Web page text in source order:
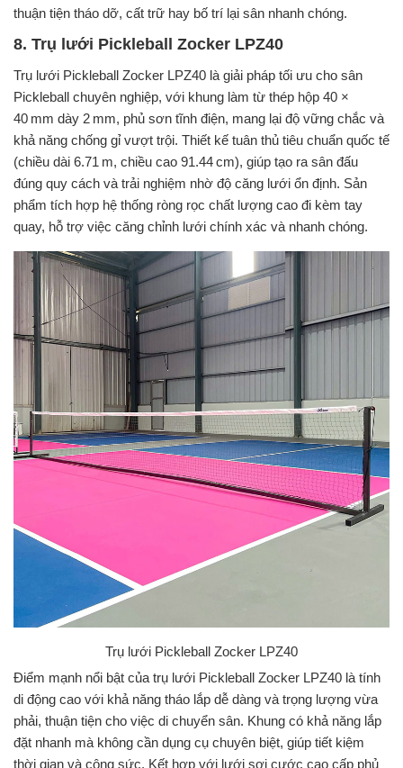
thuận tiện tháo dỡ, cất trữ hay bố trí lại sân nhanh chóng.
8. Trụ lưới Pickleball Zocker LPZ40
Trụ lưới Pickleball Zocker LPZ40 là giải pháp tối ưu cho sân
Pickleball chuyên nghiệp, với khung làm từ thép hộp 40 ×
40 mm dày 2 mm, phủ sơn tĩnh điện, mang lại độ vững chắc và
khả năng chống gỉ vượt trội. Thiết kế tuân thủ tiêu chuẩn quốc tế
(chiều dài 6.71 m, chiều cao 91.44 cm), giúp tạo ra sân đấu
đúng quy cách và trải nghiệm nhờ độ căng lưới ổn định. Sản
phẩm tích hợp hệ thống ròng rọc chất lượng cao đi kèm tay
quay, hỗ trợ việc căng chỉnh lưới chính xác và nhanh chóng.
Trụ lưới Pickleball Zocker LPZ40
Điểm mạnh nổi bật của trụ lưới Pickleball Zocker LPZ40 là tính
di động cao với khả năng tháo lắp dễ dàng và trọng lượng vừa
phải, thuận tiện cho việc di chuyển sân. Khung có khả năng lắp
đặt nhanh mà không cần dụng cụ chuyên biệt, giúp tiết kiệm
thời gian và công sức. Kết hợp với lưới sợi cước cao cấp phủ